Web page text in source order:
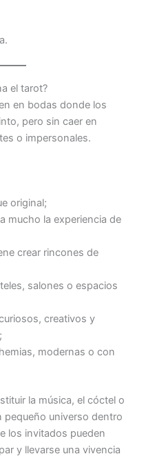
el tarot?
en bodas donde los
pero sin caer en
o impersonales.
original;
mucho la experiencia de
crear rincones de
salones o espacios
creativos y
modernas o con
la música, el cóctel o
pequeño universo dentro
los invitados pueden
y llevarse una vivencia